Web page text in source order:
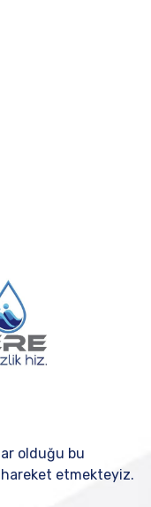
olduğu bu
etmekteyiz.